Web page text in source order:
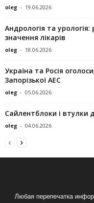
oleg - 19.06.2026
Андрологія та урологія:
значення лікарів
oleg - 18.06.2026
Україна та Росія
Запорізької АЕС
oleg - 05.06.2026
Сайлентблоки і втулки
oleg - 04.06.2026
Любая перепечатка